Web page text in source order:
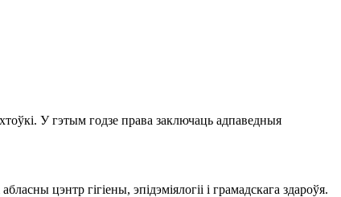
У гэтым годзе права заключаць адпаведныя
цэнтр гігіены, эпідэміялогіі і грамадскага здароўя.